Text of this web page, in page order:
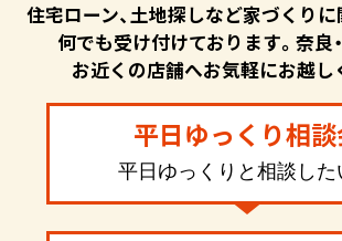
住宅ローン、土地探しなど家づくり
何でも受け付けております。奈良
お近くの店舗へお気軽にお越し
平日ゆっくり相
平日ゆっくりと相談し